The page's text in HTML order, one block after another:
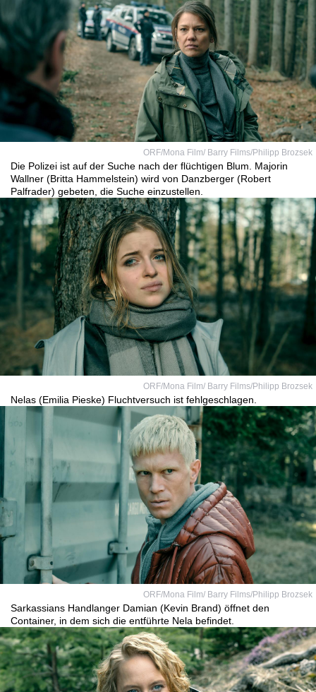
ORF/Mona Film/ Barry Films/Philipp Brozsek
Die Polizei ist auf der Suche nach der flüchtigen Blum. Majorin
Wallner (Britta Hammelstein) wird von Danzberger (Robert
Palfrader) gebeten, die Suche einzustellen.
ORF/Mona Film/ Barry Films/Philipp Brozsek
Nelas (Emilia Pieske) Fluchtversuch ist fehlgeschlagen.
ORF/Mona Film/ Barry Films/Philipp Brozsek
Sarkassians Handlanger Damian (Kevin Brand) öffnet den
Container, in dem sich die entführte Nela befindet.